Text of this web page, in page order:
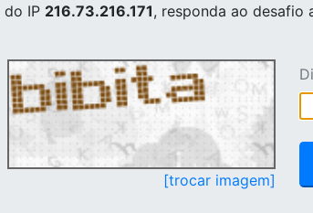
do IP 216.73.216.171, responda ao desafio
[trocar imagem]